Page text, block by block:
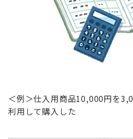
＜例＞仕入用商品10,000円を
利用して購入した